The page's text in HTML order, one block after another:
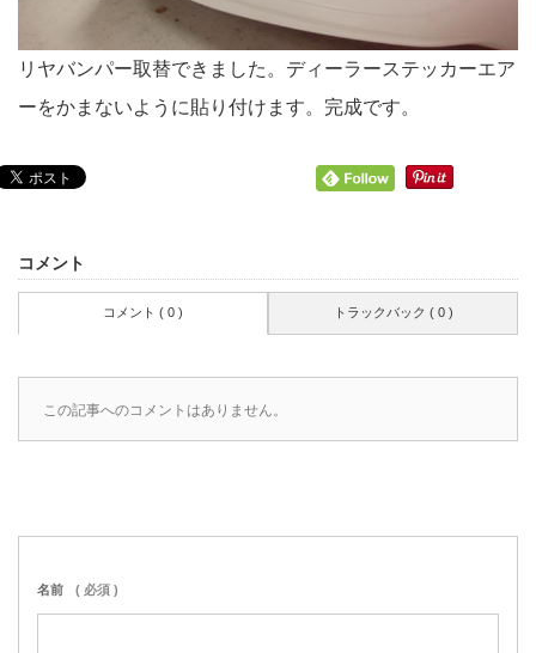
リヤバンパー取替できました。ディーラーステッカーエア
ーをかまないように貼り付けます。完成です。
コメント
コメント ( 0 ) トラックバック ( 0 )
この記事へのコメントはありません。
名前 ( 必須 )